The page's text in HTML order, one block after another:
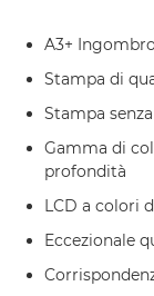
A3+
Stampa di
Stampa
Gamma di
profondità
LCD a colori
Eccezionale